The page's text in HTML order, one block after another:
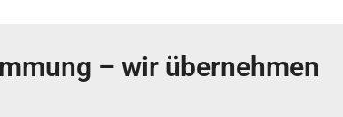
– wir übernehmen